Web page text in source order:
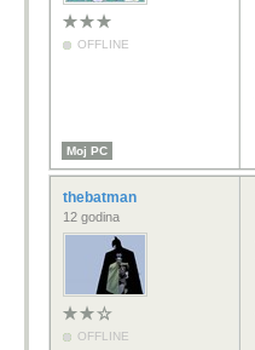
OFFLINE
Moj PC
thebatman
12 godina
OFFLINE